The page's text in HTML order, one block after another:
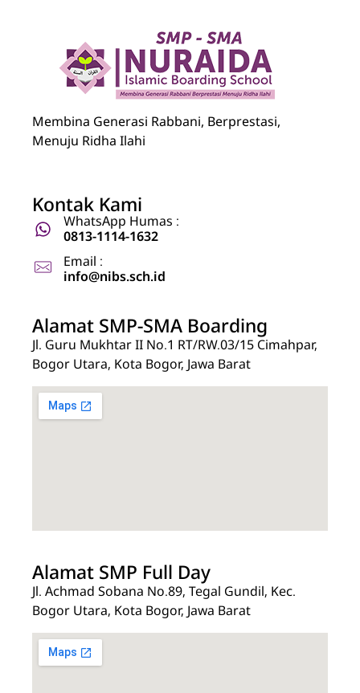
Nuraida Islamic Boarding School
Membina Generasi Rabbani, Berprestasi,
Menuju Ridha Ilahi
Kontak Kami
WhatsApp Humas :
0813-1114-1632
Email :
info@nibs.sch.id
Alamat SMP-SMA Boarding
Jl. Guru Mukhtar II No.1 RT/RW.03/15 Cimahpar,
Bogor Utara, Kota Bogor, Jawa Barat
Alamat SMP Full Day
Jl. Achmad Sobana No.89, Tegal Gundil, Kec.
Bogor Utara, Kota Bogor, Jawa Barat